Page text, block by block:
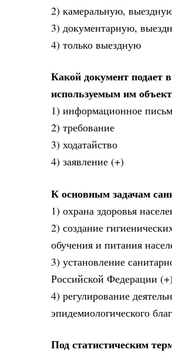
2) камеральную,
3) документарную,
4) только выездную
Какой документ подает
используемым им
1) информационное
2) требование
3) ходатайство
4) заявление (+)
К основным задачам
1) охрана здоровья
2) создание
обучения и питания
3) установление
Российской Федерации
4) регулирование
эпидемиологического
Под статистическим